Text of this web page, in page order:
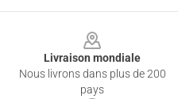
Livraison mondiale
Nous livrons dans plus de 200
pays